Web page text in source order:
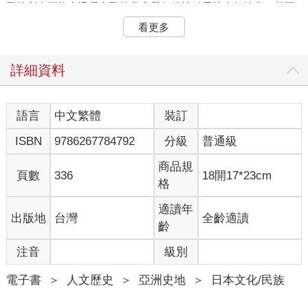
已將所有可能會透露出戰後貧窮景象的蛛絲馬跡全數抹盡，甚至
還將木質垃圾桶改換成具有現代感的塑膠材質。
在當年八月突然湧入大量來電。銀座的商家指出，當地的主要幹
警方派出偵查隊來到銀座，發現一些年輕男子穿著以皺皺的厚布
製成的襯衫，領尖有奇特的鈕釦扣住，西裝外套胸口處還多出多
餘的第三顆鈕釦，衣料上的格紋圖案張揚顯眼，卡其長褲或短褲
比平常緊身，後頭還有奇怪的帶子，配上長長的及膝黑襪，以及
雕花複雜的皮鞋。這些年輕人將頭髮旁分，比例正好是七比三──
這種髮型得用吹風機才做得出來。警方很快就得知，這種風格叫
作「アイビー」（aibii），源自英文的「Ivy」——常春藤。
小報雜誌整個夏天都在批評這些在銀座遊蕩的狂放青年，稱之為
「御幸族」。他們不好好待在家裡讀書，反而成天在商店前閒
晃，跟女生打情罵俏，在銀座的男裝店裡揮霍父親辛苦賺來的
看更多
詳細資料
語言 中文繁體
裝訂
ISBN
9786267784792 分級 普通級
頁數 336
商品規
格
18開17*23cm
出版地 台灣
適讀年
齡
全齡適讀
注音 級別
電子書 ＞ 人文歷史 ＞ 亞洲史地 ＞ 日本文化/民族